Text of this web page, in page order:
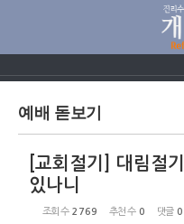
예배 돋보기
[교회절기] 대림절
있나니
조회 수 2769 추천 수 0 댓글 0
Sketchbook5,